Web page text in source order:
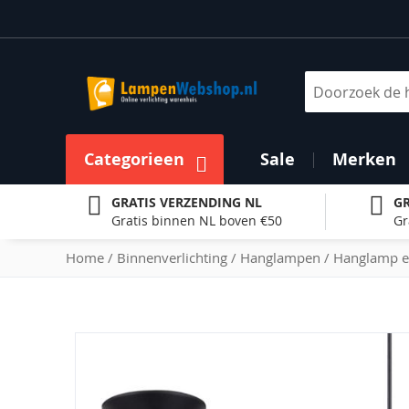
naar
inhoud
Categorieen Sale Merken
GRATIS VERZENDING NL
Gratis binnen NL boven €50
Home Binnenverlichting Hanglampen Hanglamp
einde